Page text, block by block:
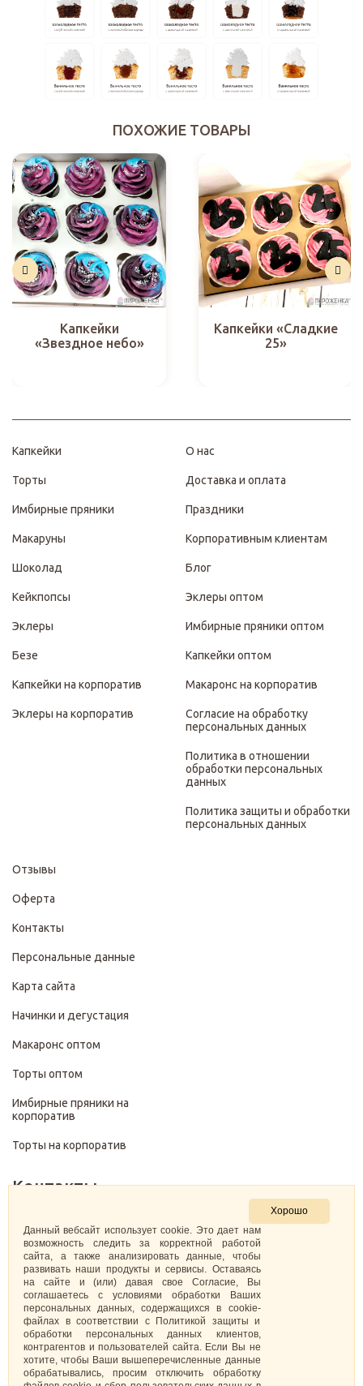
ПОХОЖИЕ ТОВАРЫ
Капкейки
«Звездное небо»
Капкейки «Сладкие
25»
Капкейки
Торты
Имбирные пряники
Макаруны
Шоколад
Кейкпопсы
Эклеры
Безе
Капкейки на корпоратив
Эклеры на корпоратив
О нас
Доставка и оплата
Праздники
Корпоративным клиентам
Блог
Эклеры оптом
Имбирные пряники оптом
Капкейки оптом
Макаронс на корпоратив
Согласие на обработку
персональных данных
Политика в отношении
обработки персональных
данных
Политика защиты и обработки
персональных данных
Отзывы
Оферта
Контакты
Персональные данные
Карта сайта
Начинки и дегустация
Макаронс оптом
Торты оптом
Имбирные пряники на
корпоратив
Торты на корпоратив
Контакты
+7 (499) 322-28-29
pirojenka.rf@gmail.com
Москва, Павелецкая набережная 10к1
ИНН: 773575794220
Самозанятая Кретова Анастасия Юрьевна
Хорошо
Данный вебсайт использует cookie. Это дает нам
возможность следить за корректной работой
сайта, а также анализировать данные, чтобы
развивать наши продукты и сервисы. Оставаясь
на сайте и (или) давая свое Согласие, Вы
соглашаетесь с условиями обработки Ваших
персональных данных, содержащихся в cookie-
файлах в соответствии с Политикой защиты и
обработки персональных данных клиентов,
контрагентов и пользователей сайта. Если Вы не
хотите, чтобы Ваши вышеперечисленные данные
обрабатывались, просим отключить обработку